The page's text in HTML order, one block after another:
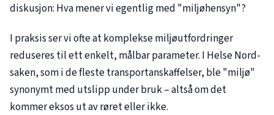
diskusjon: Hva mener vi egentlig med "miljøhensyn"?
I praksis ser vi ofte at komplekse miljøutfordringer
reduseres til ett enkelt, målbar parameter. I Helse Nord-
saken, som i de fleste transportanskaffelser, ble "miljø"
synonymt med utslipp under bruk – altså om det
kommer eksos ut av røret eller ikke.